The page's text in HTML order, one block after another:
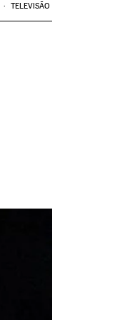
TELEVISÃO